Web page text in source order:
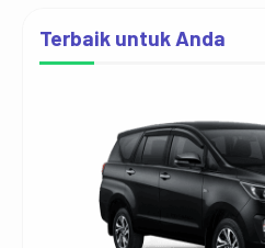
Terbaik untuk Anda